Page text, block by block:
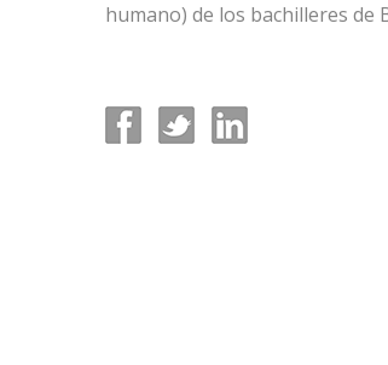
humano) de los bachilleres de